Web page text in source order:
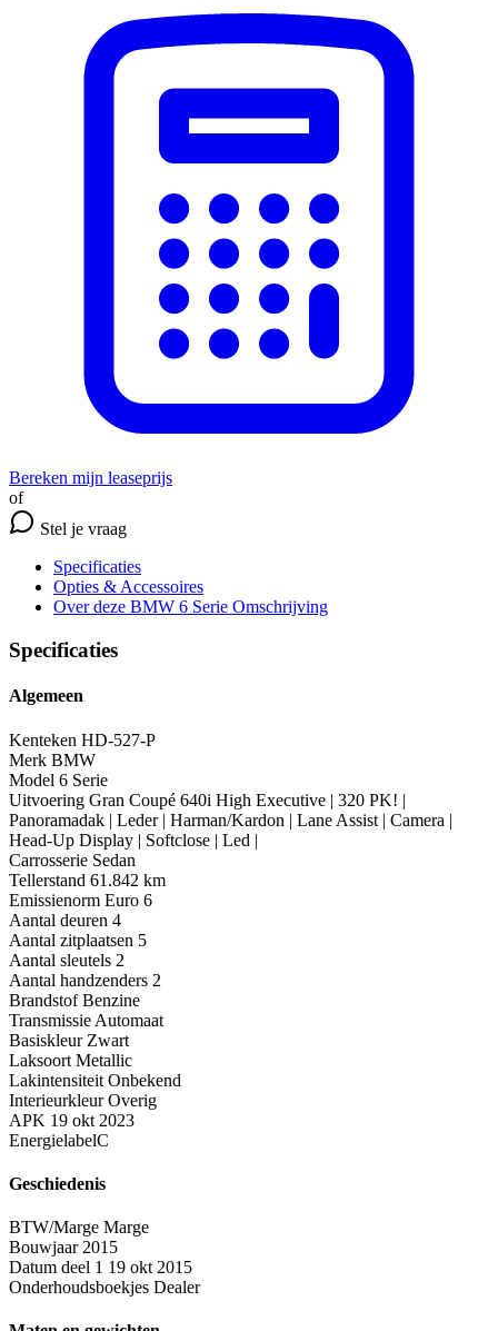
Bereken mijn leaseprijs
of
Stel je vraag
Specificaties
Opties & Accessoires
Over deze BMW 6 Serie Omschrijving
Specificaties
Algemeen
Kenteken HD-527-P
Merk BMW
Model 6 Serie
Uitvoering Gran Coupé 640i High Executive | 320 PK! |
Panoramadak | Leder | Harman/Kardon | Lane Assist | Camera |
Head-Up Display | Softclose | Led |
Carrosserie Sedan
Tellerstand 61.842 km
Emissienorm Euro 6
Aantal deuren 4
Aantal zitplaatsen 5
Aantal sleutels 2
Aantal handzenders 2
Brandstof Benzine
Transmissie Automaat
Basiskleur Zwart
Laksoort Metallic
Lakintensiteit Onbekend
Interieurkleur Overig
APK 19 okt 2023
EnergielabelC
Geschiedenis
BTW/Marge Marge
Bouwjaar 2015
Datum deel 1 19 okt 2015
Onderhoudsboekjes Dealer